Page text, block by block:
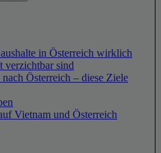
in Österreich wirklich
verzichtbar sind
Österreich – diese Ziele
Vietnam und Österreich